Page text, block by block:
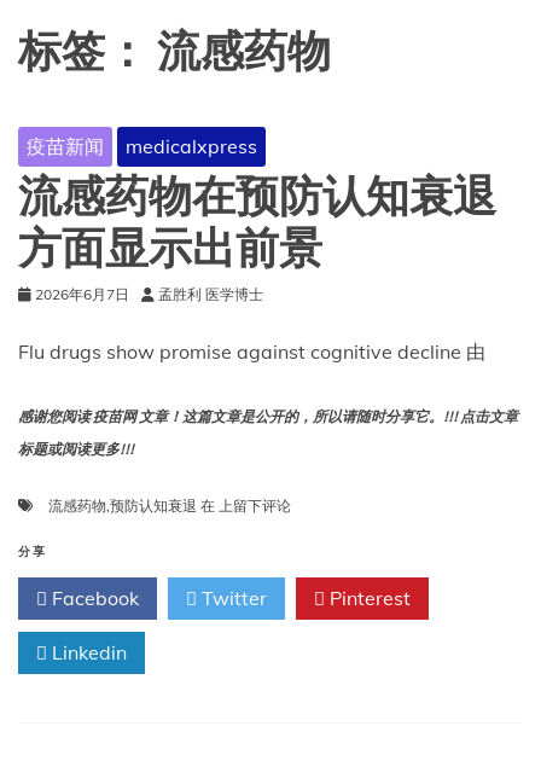
标签： 流感药物
疫苗新闻 medicalxpress
流感药物在预防认知衰退
方面显示出前景
2026年6月7日 孟胜利 医学博士
Flu drugs show promise against cognitive decline 由
感谢您阅读 疫苗网 文章！这篇文章是公开的，所以请随时分享它。!!! 点击文章
标题或阅读更多!!!
流感药物,预防认知衰退 在 流
物
在
预
上留下评论
分享
Facebook Twitter Pinterest
Linkedin